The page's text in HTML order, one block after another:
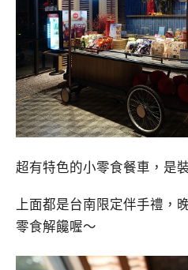
超有特色的小零食餐車，是
上面都是台南限定伴手禮，
零食解饞喔～